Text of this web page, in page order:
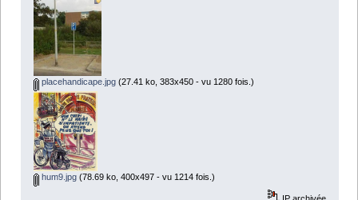
placehandicape.jpg(27.41 ko, 383x450 - vu 1280 fois.)
hum9.jpg(78.69 ko, 400x497 - vu 1214 fois.)